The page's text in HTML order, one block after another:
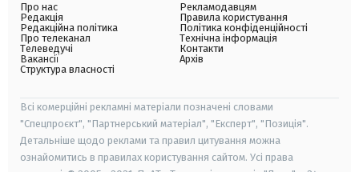
Про нас
Редакція
Редакційна політика
Про телеканал
Телеведучі
Вакансії
Структура власності
Рекламодавцям
Правила користування
Політика конфіденційності
Технічна інформація
Контакти
Архів
Всі комерційні рекламні матеріали позначені словами
"Спецпроєкт", "Партнерський матеріал", "Експерт", "Позиція".
Детальніше щодо реклами та правил цитування можна
ознайомитись в правилах користування сайтом. Усі права